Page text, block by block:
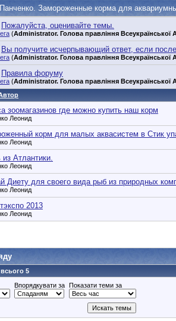
Замороженные корма для
Пожалуйста, оценивайте темы.
(Administrator. Голова правління Всеукраїнської
Вы получите исчерпывающий ответ, если
(Administrator. Голова правління Всеукраїнської
Правила форуму
(Administrator. Голова правління Всеукраїнської
зоомагазинов где можно купить наш корм
Леонид
корм для малых аквасистем в Стик
Леонид
из Атлантики.
Леонид
Диету для своего вида рыб из природных
Леонид
2013
Леонид
5
Впорядкувати за Показати теми за